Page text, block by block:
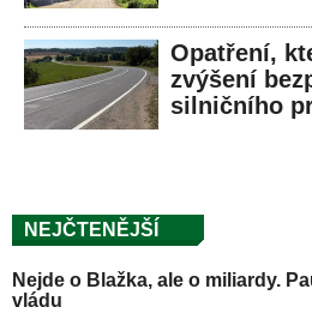
Opatření,
zvýšení
silničního
NEJČTENĚJŠÍ
Nejde o Blažka, ale o miliardy.
vládu